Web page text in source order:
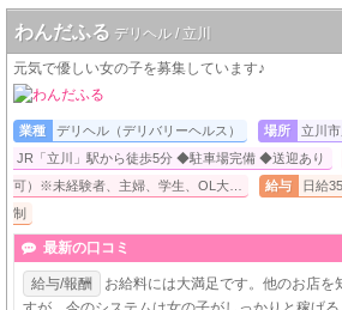
わんだふる デリヘル / 立川
元気で優しい女の子を募集しています♪
業種 デリヘル（デリバリーヘルス） 場所 立川
JR「立川」駅から徒歩5分 ◆駐車場完備 ◆送迎あり
可）※未経験者、主婦、学生、OL大…
給与
日給
制
最新の口コミ
給与/報酬
お給料には大満足です。他のお店を